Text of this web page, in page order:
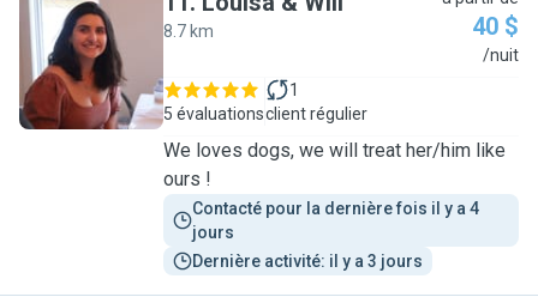
L
8.7 km 40 $
/nuit
5 évaluations
1
client régulier
We loves dogs, we will treat her/him like
ours !
Contacté pour la dernière fois il y a 4
jours
Dernière activité: il y a 3 jours